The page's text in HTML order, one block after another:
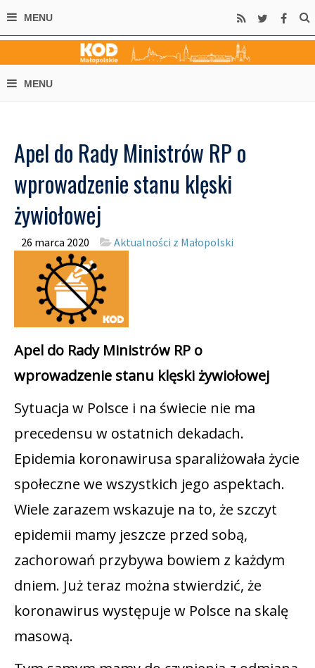
Apel do Rady Ministrów RP o
wprowadzenie stanu klęski
żywiołowej
26 marca 2020 Aktualności z Małopolski
Apel do Rady Ministrów RP o
wprowadzenie stanu klęski żywiołowej
Sytuacja w Polsce i na świecie nie ma
precedensu w ostatnich dekadach.
Epidemia koronawirusa sparaliżowała życie
społeczne we wszystkich jego aspektach.
Wiele zarazem wskazuje na to, że szczyt
epidemii mamy jeszcze przed sobą,
zachorowań przybywa bowiem z każdym
dniem. Już teraz można stwierdzić, że
koronawirus występuje w Polsce na skalę
masową.